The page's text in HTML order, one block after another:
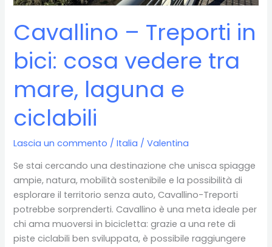
Cavallino – Treporti in
bici: cosa vedere tra
mare, laguna e
ciclabili
Lascia un commento /Italia /Valentina
Se stai cercando una destinazione che unisca spiagge
ampie, natura, mobilità sostenibile e la possibilità di
esplorare il territorio senza auto, Cavallino-Treporti
potrebbe sorprenderti. Cavallino è una meta ideale per
chi ama muoversi in bicicletta: grazie a una rete di
piste ciclabili ben sviluppata, è possibile raggiungere